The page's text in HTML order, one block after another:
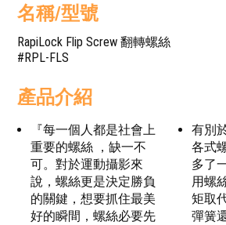
名稱/型號
RapiLock Flip Screw 翻轉螺絲
#RPL-FLS
產品介紹
『每一個人都是社會上
重要的螺絲 ，缺一不
可。對於運動攝影來
說，螺絲更是決定勝負
的關鍵，想要抓住最美
好的瞬間，螺絲必要先
有別
各式
多了
用螺
矩取
彈簧